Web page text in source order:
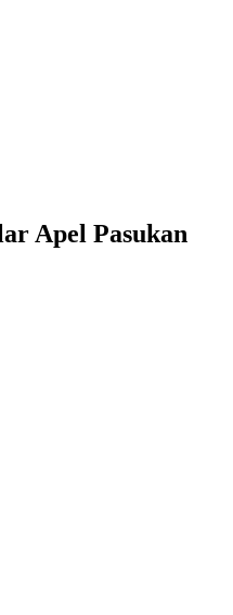
Apel Pasukan